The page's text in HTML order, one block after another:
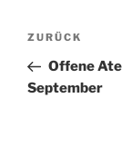
Vorheriger
Beitrag
ZURÜCK
Offene
September